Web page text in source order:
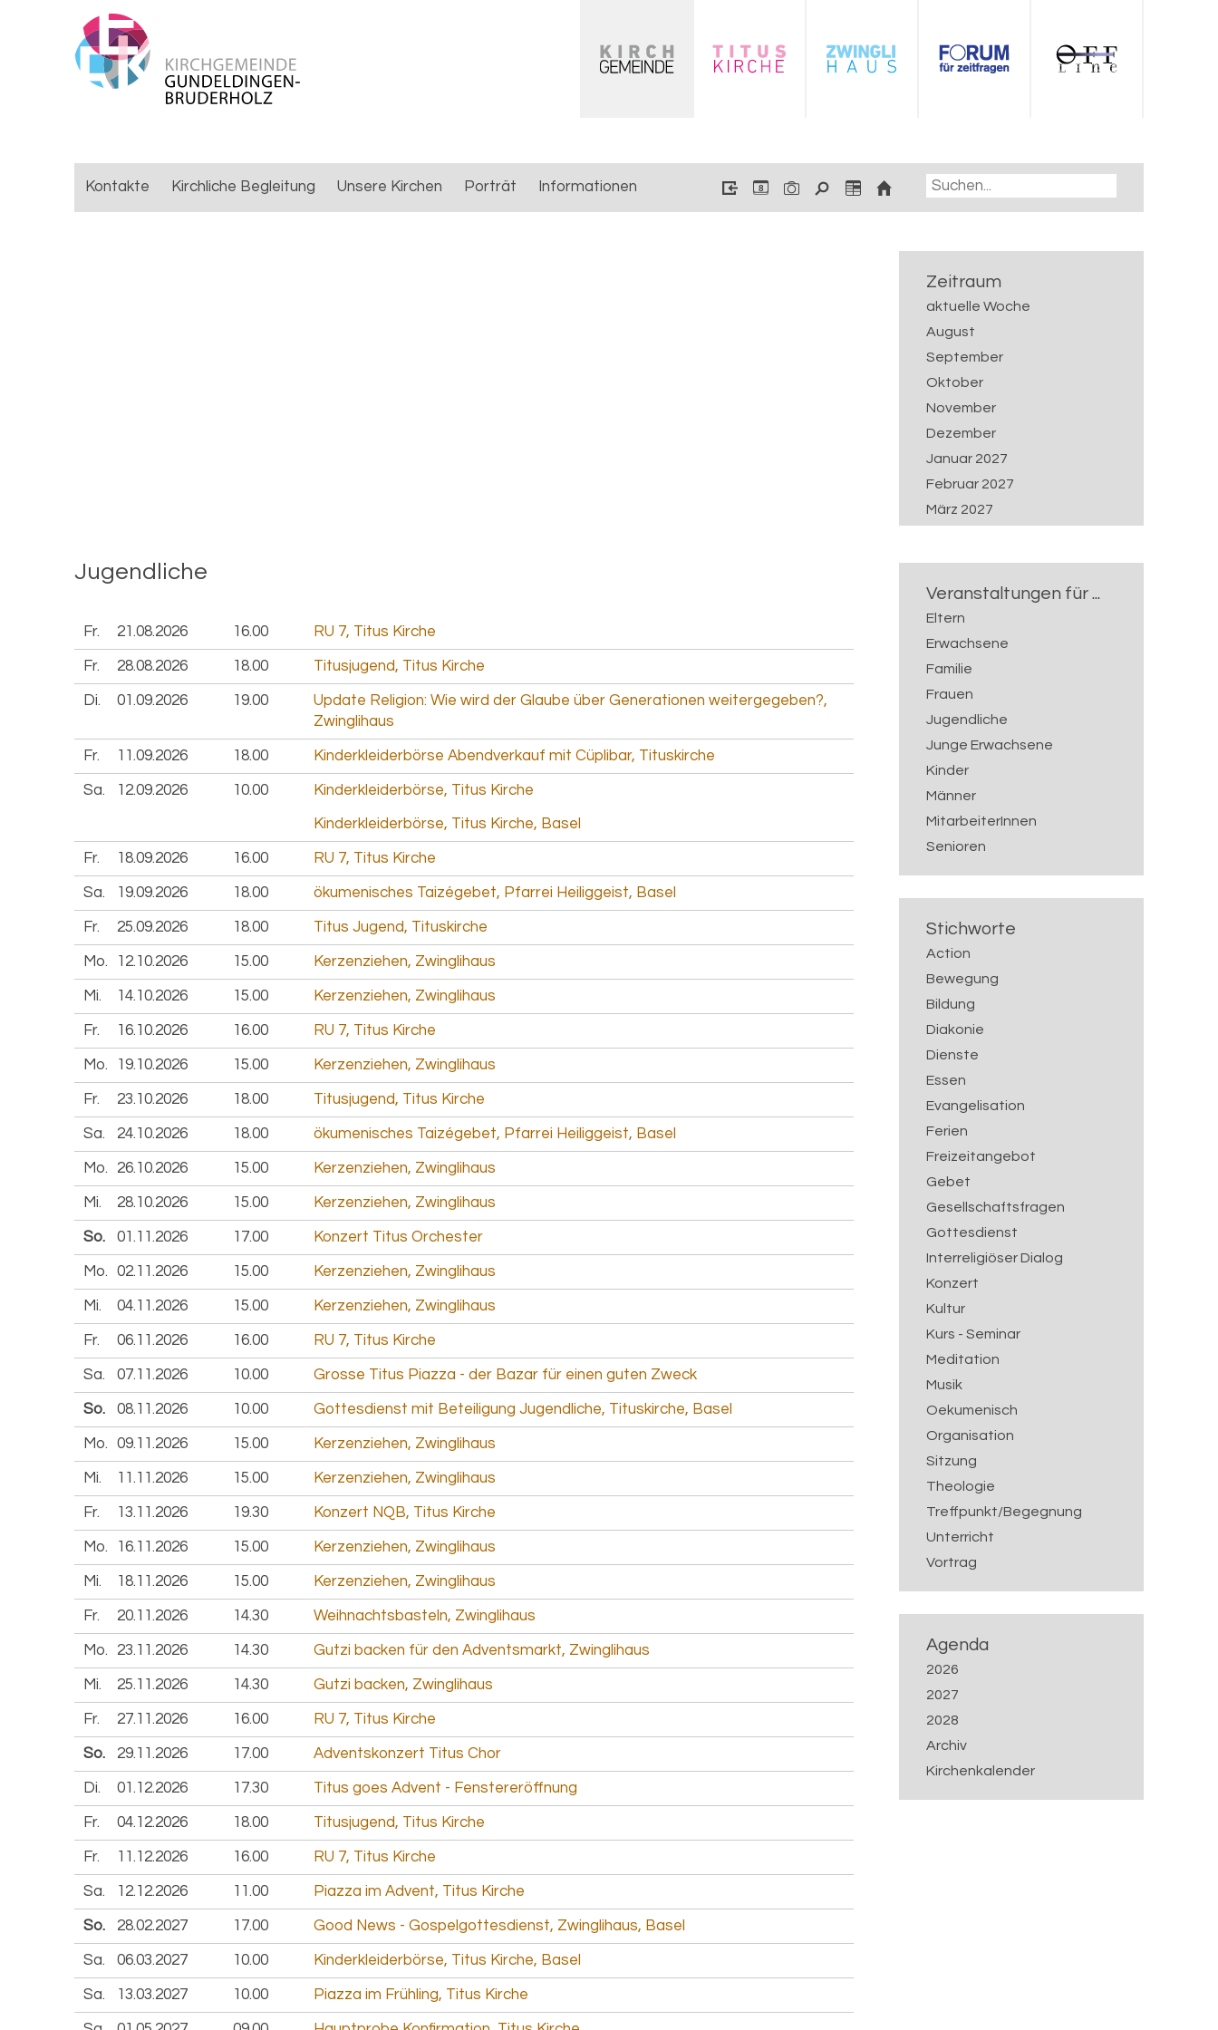
Kontakte Kirchliche Begleitung Unsere Kirchen Porträt Informationen 8
Zeitraum
aktuelle Woche
August
September
Oktober
November
Dezember
Januar 2027
Februar 2027
März 2027
Mai 2027
Juni 2027
Juli 2027
Veranstaltungen für ...
Eltern
Erwachsene
Familie
Frauen
Jugendliche
Junge Erwachsene
Kinder
Männer
MitarbeiterInnen
Senioren
Stichworte
Action
Bewegung
Bildung
Diakonie
Dienste
Essen
Evangelisation
Ferien
Freizeitangebot
Gebet
Gesellschaftsfragen
Gottesdienst
Interreligiöser Dialog
Konzert
Kultur
Kurs - Seminar
Meditation
Musik
Oekumenisch
Organisation
Sitzung
Theologie
Treffpunkt/Begegnung
Unterricht
Vortrag
Agenda
2026
2027
2028
Archiv
Kirchenkalender
Ju­gend­li­che
Fr. 21.08.2026 16.00 RU 7, Titus Kirche
Fr. 28.08.2026 18.00 Titusjugend, Titus Kirche
Di. 01.09.2026 19.00
Update Religion: Wie wird der Glaube über Generationen weitergegeben?,
Zwinglihaus
Fr. 11.09.2026 18.00 Kinderkleiderbörse Abendverkauf mit Cüplibar, Tituskirche
Sa. 12.09.2026 10.00 Kinderkleiderbörse, Titus Kirche
Kinderkleiderbörse, Titus Kirche, Basel
Fr. 18.09.2026 16.00 RU 7, Titus Kirche
Sa. 19.09.2026 18.00 ökumenisches Taizégebet, Pfarrei Heiliggeist, Basel
Fr. 25.09.2026 18.00 Titus Jugend, Tituskirche
Mo. 12.10.2026 15.00 Kerzenziehen, Zwinglihaus
Mi. 14.10.2026 15.00 Kerzenziehen, Zwinglihaus
Fr. 16.10.2026 16.00 RU 7, Titus Kirche
Mo. 19.10.2026 15.00 Kerzenziehen, Zwinglihaus
Fr. 23.10.2026 18.00 Titusjugend, Titus Kirche
Sa. 24.10.2026 18.00 ökumenisches Taizégebet, Pfarrei Heiliggeist, Basel
Mo. 26.10.2026 15.00 Kerzenziehen, Zwinglihaus
Mi. 28.10.2026 15.00 Kerzenziehen, Zwinglihaus
So. 01.11.2026 17.00 Konzert Titus Orchester
Mo. 02.11.2026 15.00 Kerzenziehen, Zwinglihaus
Mi. 04.11.2026 15.00 Kerzenziehen, Zwinglihaus
Fr. 06.11.2026 16.00 RU 7, Titus Kirche
Sa. 07.11.2026 10.00 Grosse Titus Piazza - der Bazar für einen guten Zweck
So. 08.11.2026 10.00 Gottesdienst mit Beteiligung Jugendliche, Tituskirche, Basel
Mo. 09.11.2026 15.00 Kerzenziehen, Zwinglihaus
Mi. 11.11.2026 15.00 Kerzenziehen, Zwinglihaus
Fr. 13.11.2026 19.30 Konzert NQB, Titus Kirche
Mo. 16.11.2026 15.00 Kerzenziehen, Zwinglihaus
Mi. 18.11.2026 15.00 Kerzenziehen, Zwinglihaus
Fr. 20.11.2026 14.30 Weihnachtsbasteln, Zwinglihaus
Mo. 23.11.2026 14.30 Gutzi backen für den Adventsmarkt, Zwinglihaus
Mi. 25.11.2026 14.30 Gutzi backen, Zwinglihaus
Fr. 27.11.2026 16.00 RU 7, Titus Kirche
So. 29.11.2026 17.00 Adventskonzert Titus Chor
Di. 01.12.2026 17.30 Titus goes Advent - Fenstereröffnung
Fr. 04.12.2026 18.00 Titusjugend, Titus Kirche
Fr. 11.12.2026 16.00 RU 7, Titus Kirche
Sa. 12.12.2026 11.00 Piazza im Advent, Titus Kirche
So. 28.02.2027 17.00 Good News - Gospelgottesdienst, Zwinglihaus, Basel
Sa. 06.03.2027 10.00 Kinderkleiderbörse, Titus Kirche, Basel
Sa. 13.03.2027 10.00 Piazza im Frühling, Titus Kirche